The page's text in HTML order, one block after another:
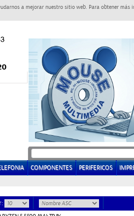
a mejorar nuestro sitio web. Para obtener
COMPONENTES PERIFERICOS